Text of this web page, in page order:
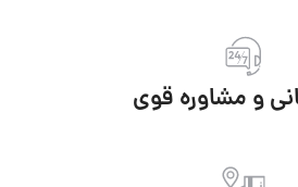
و مشاوره قوی